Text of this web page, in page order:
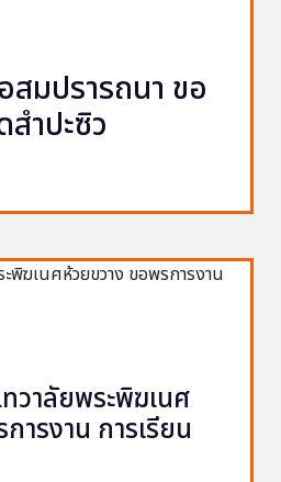
มปรารถนา ขอ
ำปะซิว
วาลัยพระพิฆเนศ
ารงาน การเรียน